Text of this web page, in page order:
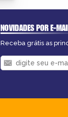
NOVIDADES POR E-
Receba grátis as